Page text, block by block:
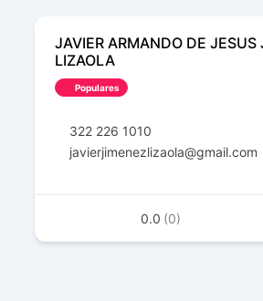
JAVIER ARMANDO DE JESUS
LIZAOLA
Populares
322 226 1010
javierjimenezlizaola@gmail.com
0.0 (0)